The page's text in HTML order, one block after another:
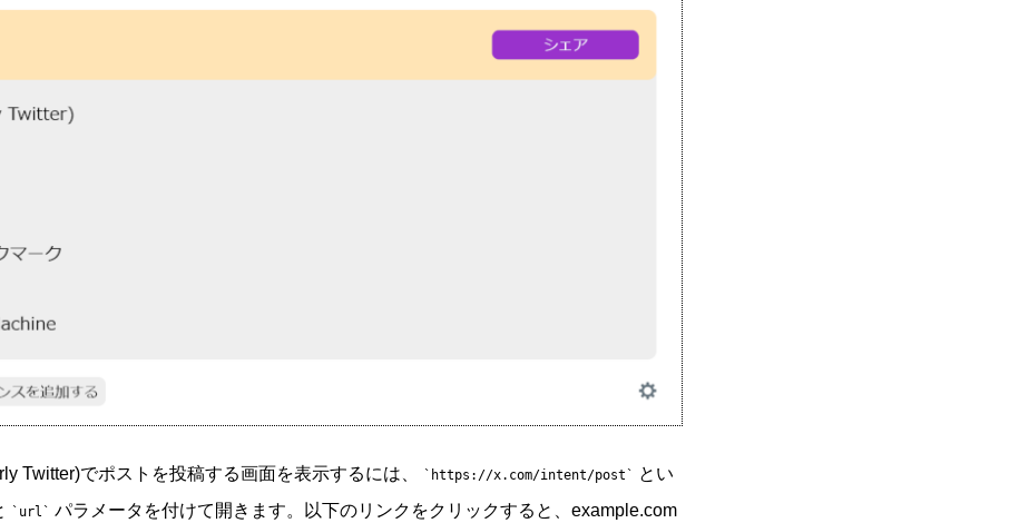
Twitter)でポストを投稿する画面を表示するには、 https://x.com/intent/post
とい
url
パラメータを付けて開きます。以下のリンクをクリックすると、example.com